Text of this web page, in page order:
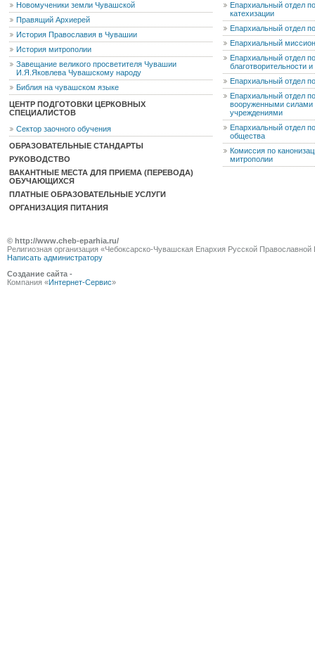
Новомученики земли Чувашской
Правящий Архиерей
История Православия в Чувашии
История митрополии
Завещание великого просветителя Чувашии
И.Я.Яковлева Чувашскому народу
Библия на чувашском языке
ЦЕНТР ПОДГОТОВКИ ЦЕРКОВНЫХ
СПЕЦИАЛИСТОВ
Сектор заочного обучения
ОБРАЗОВАТЕЛЬНЫЕ СТАНДАРТЫ
РУКОВОДСТВО
ВАКАНТНЫЕ МЕСТА ДЛЯ ПРИЕМА (ПЕРЕВОДА)
ОБУЧАЮЩИХСЯ
ПЛАТНЫЕ ОБРАЗОВАТЕЛЬНЫЕ УСЛУГИ
ОРГАНИЗАЦИЯ ПИТАНИЯ
Епархиальный отдел
катехизации
Епархиальный отдел
Епархиальный
Епархиальный отдел
благотворительности
Епархиальный отдел
Епархиальный отдел
вооруженными силами
учреждениями
Епархиальный отдел
общества
Комиссия по
митрополии
© http://www.cheb-eparhia.ru/
Религиозная организация «Чебоксарско-Чувашская Епархия Русской
Написать администратору
Создание сайта -
Компания «Интернет-Сервис»